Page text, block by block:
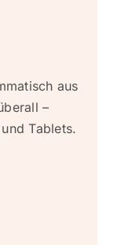
aus
–
Tablets.